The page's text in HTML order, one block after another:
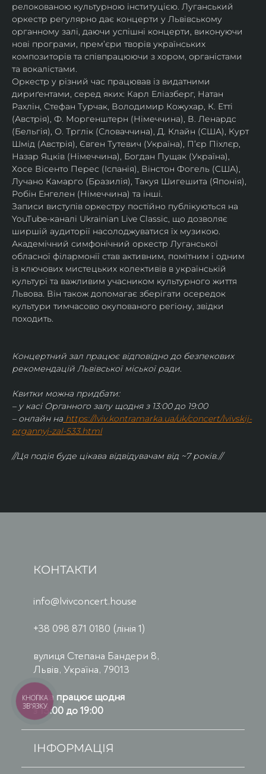
релокованою культурною інституцією. Луганський
оркестр регулярно дає концерти у Львівському
органному залі, даючи успішні концерти, виконуючи
нові програми, прем’єри творів українських
композиторів та співпрацюючи з хором, органістами
та вокалістами.
Оркестр у різний час працював із видатними
дириґентами, серед яких: Карл Еліазберг, Натан
Рахлін, Стефан Турчак, Володимир Кожухар, К. Етті
(Австрія), Ф. Моргенштерн (Німеччина), В. Ленардс
(Бельгія), О. Трглік (Словаччина), Д. Клайн (США), Курт
Шмід (Австрія), Євген Тутевич (Україна), П’єр Піхлєр,
Назар Яцків (Німеччина), Богдан Пущак (Україна),
Хосе Вісенто Перес (Іспанія), Вінстон Фогель (США),
Лучано Камарго (Бразилія), Такуя Шигешита (Японія),
Робін Енгелен (Німеччина) та інші.
Записи виступів оркестру постійно публікуються на
YouTube-каналі Ukrainian Live Classic, що дозволяє
ширшій аудиторії насолоджуватися їх музикою​.
Академічний симфонічний оркестр Луганської
обласної філармонії став активним, помітним і одним
із ключових мистецьких колективів в українській
культурі та важливим учасником культурного життя
Львова. Він також допомагає зберігати осередок
культури тимчасово окупованого регіону, звідки
походить.
Концертний зал працює відповідно до безпекових
рекомендацій Львівської міської ради.
Квитки можна придбати:
– у касі Органного залу щодня з 13:00 до 19:00
– онлайн на https://lviv.kontramarka.ua/uk/concert/lvivskij-
organnyj-zal-533.html
//Ця подія буде цікава відвідувачам від ~7 років.//
КОНТАКТИ
info@lvivconcert.house
+38 098 871 0180 (лінія 1)
вулиця Степана Бандери 8,
Львів, Україна, 79013
Каса працює щодня
з 13:00 до 19:00
ІНФОРМАЦІЯ
КНОПКА
ЗВ'ЯЗКУ